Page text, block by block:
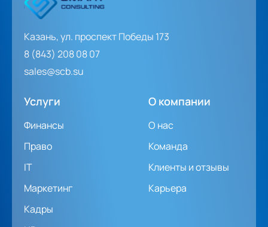
Казань, ул. проспект Победы 173
8 (843) 208 08 07
sales@scb.su
Услуги
Финансы
Право
IT
Маркетинг
Кадры
О компании
О нас
Команда
Клиенты и отзывы
Карьера